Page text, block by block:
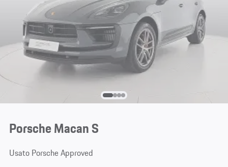
Porsche Macan S
Usato Porsche Approved